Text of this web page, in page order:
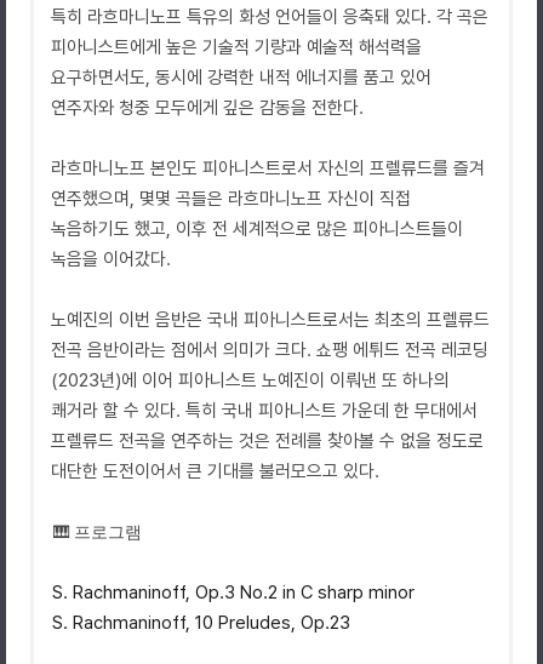
특히 라흐마니노프 특유의 화성 언어들이 응축돼 있다. 각 곡은
피아니스트에게 높은 기술적 기량과 예술적 해석력을
요구하면서도, 동시에 강력한 내적 에너지를 품고 있어
연주자와 청중 모두에게 깊은 감동을 전한다.
라흐마니노프 본인도 피아니스트로서 자신의 프렐류드를 즐겨
연주했으며, 몇몇 곡들은 라흐마니노프 자신이 직접
녹음하기도 했고, 이후 전 세계적으로 많은 피아니스트들이
녹음을 이어갔다.
노예진의 이번 음반은 국내 피아니스트로서는 최초의 프렐류드
전곡 음반이라는 점에서 의미가 크다. 쇼팽 에튀드 전곡 레코딩
(2023년)에 이어 피아니스트 노예진이 이뤄낸 또 하나의
쾌거라 할 수 있다. 특히 국내 피아니스트 가운데 한 무대에서
프렐류드 전곡을 연주하는 것은 전례를 찾아볼 수 없을 정도로
대단한 도전이어서 큰 기대를 불러모으고 있다.
🎹 프로그램
S. Rachmaninoff, Op.3 No.2 in C sharp minor
S. Rachmaninoff, 10 Preludes, Op.23